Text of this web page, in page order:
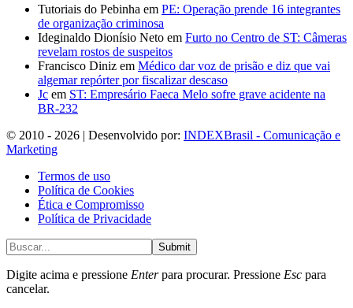
Tutoriais do Pebinha em PE: Operação prende 16 integrantes
de organização criminosa
Ideginaldo Dionísio Neto em Furto no Centro de ST: Câmeras
revelam rostos de suspeitos
Francisco Diniz em Médico dar voz de prisão e diz que vai
algemar repórter por fiscalizar descaso
Jc em ST: Empresário Faeca Melo sofre grave acidente na
BR-232
© 2010 - 2026 | Desenvolvido por: INDEXBrasil - Comunicação e
Marketing
Termos de uso
Política de Cookies
Ética e Compromisso
Política de Privacidade
Submit
Digite acima e pressione Enterpara procurar. Pressione Esc para
cancelar.